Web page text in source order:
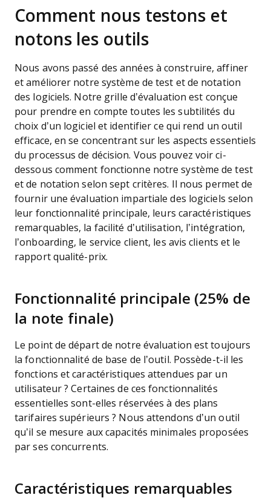
Comment nous testons et
notons les outils
Nous avons passé des années à construire, affiner
et améliorer notre système de test et de notation
des logiciels. Notre grille d’évaluation est conçue
pour prendre en compte toutes les subtilités du
choix d’un logiciel et identifier ce qui rend un outil
efficace, en se concentrant sur les aspects essentiels
du processus de décision. Vous pouvez voir ci-
dessous comment fonctionne notre système de test
et de notation selon sept critères. Il nous permet de
fournir une évaluation impartiale des logiciels selon
leur fonctionnalité principale, leurs caractéristiques
remarquables, la facilité d’utilisation, l’intégration,
l’onboarding, le service client, les avis clients et le
rapport qualité-prix.
Fonctionnalité principale (25% de
la note finale)
Le point de départ de notre évaluation est toujours
la fonctionnalité de base de l’outil. Possède-t-il les
fonctions et caractéristiques attendues par un
utilisateur ? Certaines de ces fonctionnalités
essentielles sont-elles réservées à des plans
tarifaires supérieurs ? Nous attendons d’un outil
qu’il se mesure aux capacités minimales proposées
par ses concurrents.
Caractéristiques remarquables